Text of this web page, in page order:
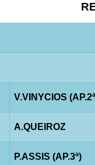
V.VINYCIOS
A.QUEIROZ
P.ASSIS (AP.3ª)